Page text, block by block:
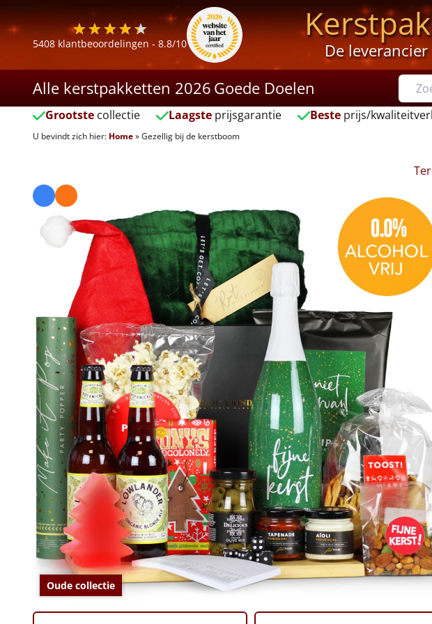
5408 klantbeoordelingen - 8.8/10
De
Alle kerstpakketten 2026 Goede Doelen
Grootste collectie Laagsteprijsgarantie Besteprijs/
U bevindt zich hier: Home»Gezellig bij de kerstboom
Oude collectie